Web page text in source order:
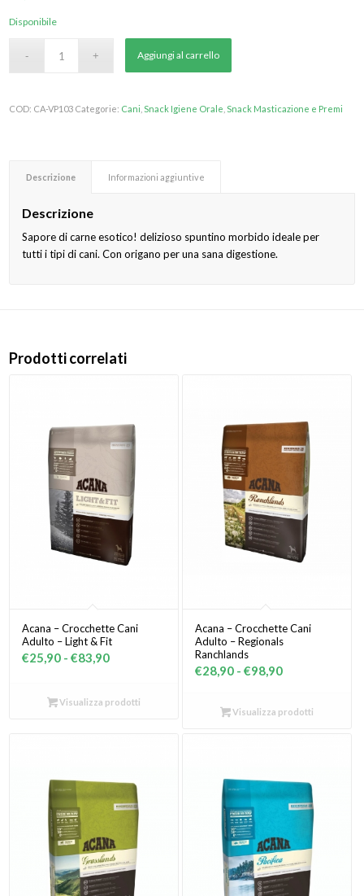
Disponibile
Aggiungi al carrello
COD: CA-VP103 Categorie: Cani ,Snack Igiene Orale ,Snack Masticazione e Premi
Descrizione Informazioni aggiuntive
Descrizione
Sapore di carne esotico! delizioso spuntino morbido ideale per
tutti i tipi di cani. Con origano per una sana digestione.
Prodotti correlati
Acana – Crocchette Cani
Adulto – Light & Fit
€25,90 - €83,90Fascia
prezzo:
Visualizza prodotti
Acana – Crocchette Cani
Adulto – Regionals
Ranchlands
€28,90 - €98,90Fascia
prezzo:
€98,90
Visualizza prodotti